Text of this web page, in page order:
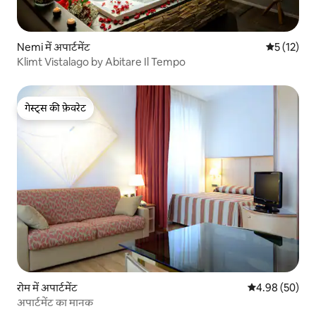
Nemi में अपार्टमेंट औसत रेटिंग
5 (12)
Klimt Vistalago by Abitare Il Tempo
गेस्ट्स की फ़ेवरेट
गेस्ट्स की फ़ेवरेट
रोम में अपार्टमेंट औसत रेटिंग 5 में
4.98 (50)
अपार्टमेंट का मानक